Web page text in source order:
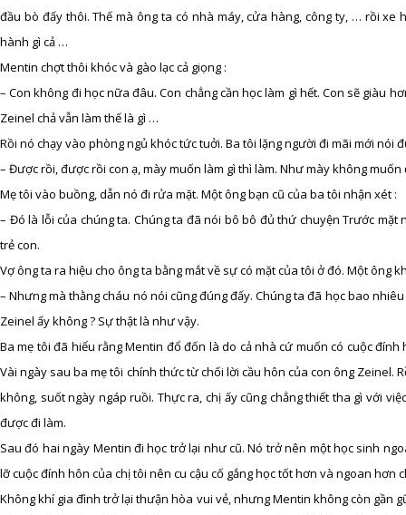
đầu bò đấy thôi. Thế mà ông ta có nhà máy, cửa hàng, công ty, … rồi
hành gì cả …
Mentin chợt thôi khóc và gào lạc cả giọng :
– Con không đi học nữa đâu. Con chẳng cần học làm gì hết. Con sẽ giàu
Zeinel chả vẫn làm thế là gì …
Rồi nó chạy vào phòng ngủ khóc tức tuởi. Ba tôi lặng người đi mãi mới nói
– Được rồi, được rồi con ạ, mày muốn làm gì thì làm. Như mày không
Mẹ tôi vào buồng, dẫn nó đi rửa mặt. Một ông bạn cũ của ba tôi nhận xét :
– Đó là lỗi của chúng ta. Chúng ta đã nói bô bô đủ thứ chuyện Trước
trẻ con.
Vợ ông ta ra hiệu cho ông ta bằng mắt về sự có mặt của tôi ở đó. Một ông
– Nhưng mà thằng cháu nó nói cũng đúng đấy. Chúng ta đã học bao
Zeinel ấy không ? Sự thật là như vậy.
Ba mẹ tôi đã hiểu rằng Mentin đổ đốn là do cả nhà cứ muốn có cuộc
Vài ngày sau ba mẹ tôi chính thức từ chối lời cầu hôn của con ông Zeinel.
không, suốt ngày ngáp ruồi. Thực ra, chị ấy cũng chẳng thiết tha gì với
được đi làm.
Sau đó hai ngày Mentin đi học trở lại như cũ. Nó trở nên một học sinh
lỡ cuộc đính hôn của chị tôi nên cu cậu cố gắng học tốt hơn và ngoan hơn
Không khí gia đình trở lại thưận hòa vui vẻ, nhưng Mentin không còn gần